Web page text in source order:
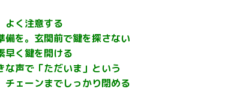
よく注意する
を。玄関前で鍵を探さない
早く鍵を開ける
声で「ただいま」という
ェーンまでしっかり閉める